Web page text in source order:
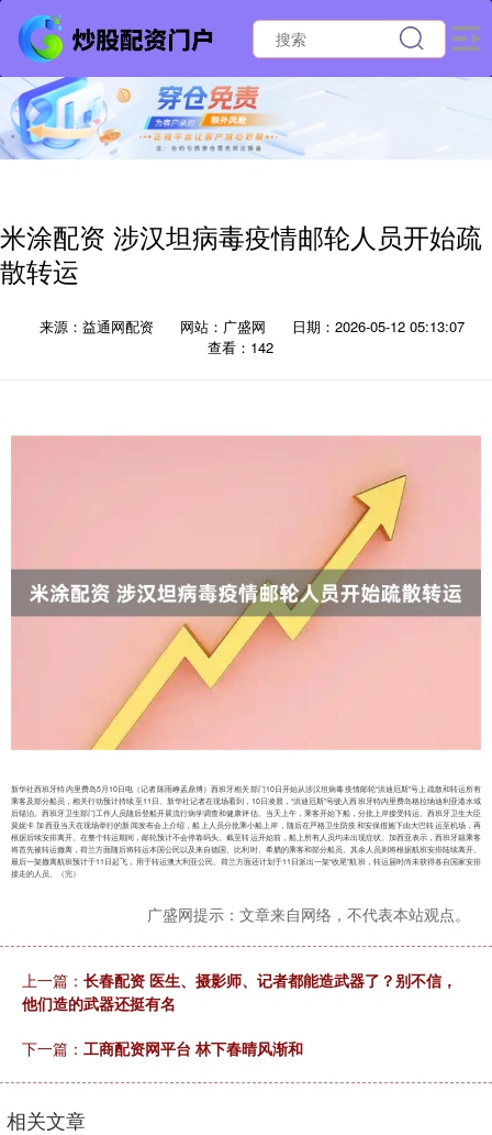
米涂配资 涉汉坦病毒疫情邮轮人员开始疏
散转运
来源：益通网配资 网站：广盛网
日期：2026-05-12 05:13:07
查看：142
新华社西班牙特内里费岛5月10日电（记者陈雨峥孟鼎博）西班牙相关部门10日开始从涉汉坦病毒疫情邮轮“洪迪厄斯”号上疏散和转运所有
乘客及部分船员，相关行动预计持续至11日。新华社记者在现场看到，10日凌晨，“洪迪厄斯”号驶入西班牙特内里费岛格拉纳迪利亚港水域
后锚泊。西班牙卫生部门工作人员随后登船开展流行病学调查和健康评估。当天上午，乘客开始下船，分批上岸接受转运。西班牙卫生大臣
莫妮卡·加西亚当天在现场举行的新闻发布会上介绍，船上人员分批乘小船上岸，随后在严格卫生防疫和安保措施下由大巴转运至机场，再
根据后续安排离开。在整个转运期间，邮轮预计不会停靠码头。截至转运开始前，船上所有人员均未出现症状。加西亚表示，西班牙籍乘客
将首先被转运撤离，荷兰方面随后将转运本国公民以及来自德国、比利时、希腊的乘客和部分船员。其余人员则将根据航班安排陆续离开。
最后一架撤离航班预计于11日起飞，用于转运澳大利亚公民。荷兰方面还计划于11日派出一架“收尾”航班，转运届时尚未获得各自国家安排
接走的人员。（完）
广盛网提示：文章来自网络，不代表本站观点。
上一篇： 长春配资 医生、摄影师、记者都能造武器了？别不信，
他们造的武器还挺有名
下一篇： 工商配资网平台 林下春晴风渐和
相关文章